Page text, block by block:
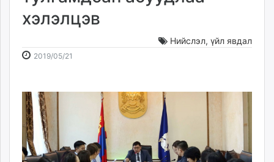
Gogo.mn
news.mn
zindaa.mn
tovch.mn
ikon.mn
mnb.mn
Livetv.mn
Eguur.mn
хэлэлцэв
Нийслэл, үйл явдал
2019/05/21
14:53:04
01:45:34